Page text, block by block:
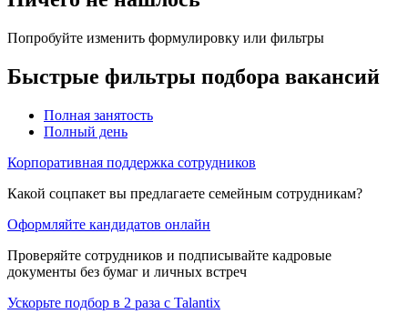
Попробуйте изменить формулировку или фильтры
Быстрые фильтры подбора вакансий
Полная занятость
Полный день
Корпоративная поддержка сотрудников
Какой соцпакет вы предлагаете семейным сотрудникам?
Оформляйте кандидатов онлайн
Проверяйте сотрудников и подписывайте кадровые
документы без бумаг и личных встреч
Ускорьте подбор в 2 раза с Talantix